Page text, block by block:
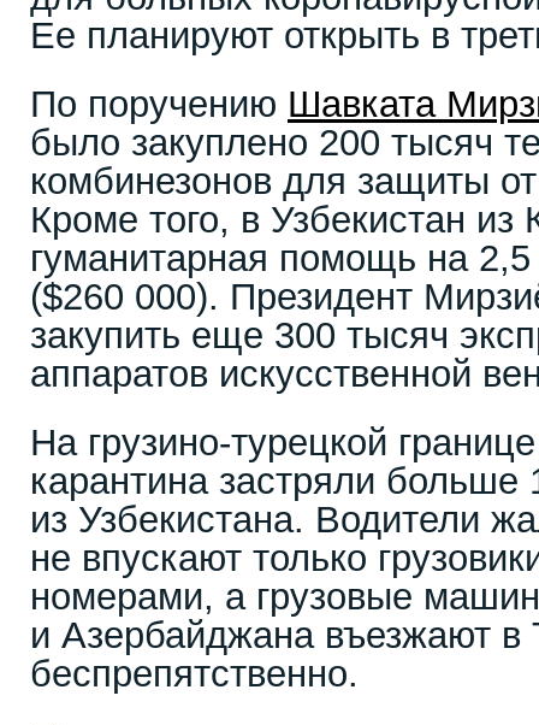
Ее планируют открыть в
По поручению Шавката
было закуплено 200 тысяч
комбинезонов для защиты
Кроме того, в Узбекистан из
гуманитарная помощь на
($260 000). Президент
закупить еще 300 тысяч
аппаратов искусственной
На грузино-турецкой
карантина застряли
из Узбекистана. Водители
не впускают только
номерами, а грузовые
и Азербайджана въезжают в
беспрепятственно.